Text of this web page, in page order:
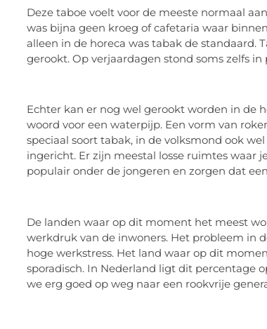
Deze taboe voelt voor de meeste normaal
was bijna geen kroeg of cafetaria waar
alleen in de horeca was tabak de standaard.
gerookt. Op verjaardagen stond soms zelfs
Echter kan er nog wel gerookt worden in de
woord voor een waterpijp. Een vorm van
speciaal soort tabak, in de volksmond ook wel
ingericht. Er zijn meestal losse ruimtes waar
populair onder de jongeren en zorgen dat
De landen waar op dit moment het meest
werkdruk van de inwoners. Het probleem in
hoge werkstress. Het land waar op dit
sporadisch. In Nederland ligt dit percentage
we erg goed op weg naar een rookvrije